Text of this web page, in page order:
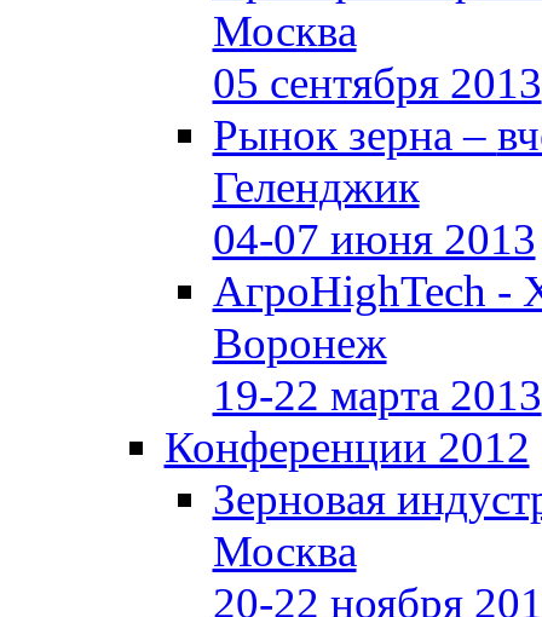
Москва
05 сентября 2013
Рынок зерна –
Геленджик
04-07 июня 2013
АгроHighTech -
Воронеж
19-22 марта 2013
Конференции 2012
Зерновая
Москва
20-22 ноября